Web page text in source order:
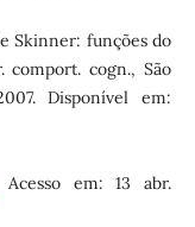
Skinner: funções do
comport. cogn., São
Disponível em:
em: 13 abr.